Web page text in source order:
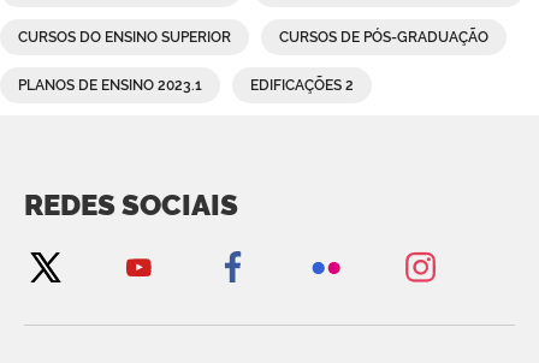
CURSOS DO ENSINO SUPERIOR CURSOS DE PÓS-GRADUAÇÃO
PLANOS DE ENSINO 2023.1 EDIFICAÇÕES 2
REDES SOCIAIS